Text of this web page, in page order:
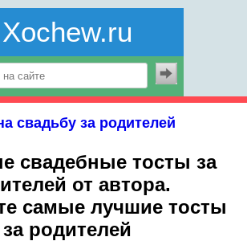
Xochew.ru
свадьбу за родителей
свадебные тосты за
от автора.
самые лучшие тосты
за родителей